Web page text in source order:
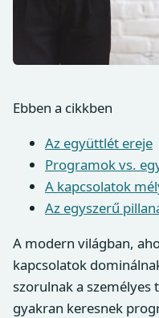
Ebben a cikkben
Az együttlét ereje
Programok vs.
A kapcsolatok
Az egyszerű
A modern világban,
kapcsolatok
szorulnak a személyes
gyakran keresnek